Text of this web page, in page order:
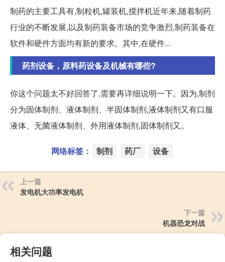
制药的主要工具有,制粒机,罐装机,搅拌机近年来,随着制药
行业的不断发展,以及制药装备市场的竞争激烈,制药装备在
软件和硬件方面均有新的要求。其中,在硬件...
药剂设备，原料药设备及机械有哪些?
你这个问题太不好回答了,需要再详细说明一下。因为,制剂
分为固体制剂、液体制剂、半固体制剂,液体制剂又有口服
液体、无菌液体制剂、外用液体制剂,固体制剂又。
网络标签： 制剂 药厂 设备
上一篇
发电机大功率发电机
下一篇
机器恐龙对战
相关问题